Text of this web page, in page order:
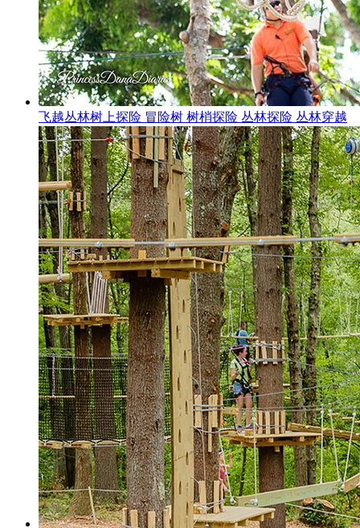
飞越丛林树上探险 冒险树 树梢探险 丛林探险 丛林穿越